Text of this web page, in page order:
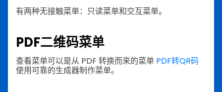
有两种无接触菜单：只读菜单和交互菜单。
PDF二维码菜单
查看菜单可以是从 PDF 转换而来的菜单 PDF转QR码
使用可靠的生成器制作菜单。